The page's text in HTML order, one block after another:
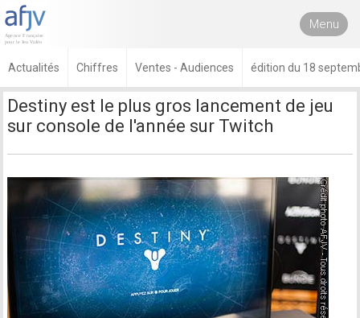
Menu
Actualités Chiffres Ventes - Audiences édition du 18
Destiny est le plus gros lancement de jeu
sur console de l'année sur Twitch